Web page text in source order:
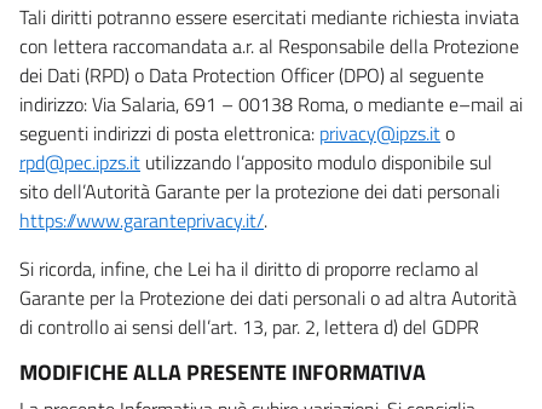
Tali diritti potranno essere esercitati mediante richiesta inviata
con lettera raccomandata a.r. al Responsabile della Protezione
dei Dati (RPD) o Data Protection Officer (DPO) al seguente
indirizzo: Via Salaria, 691 – 00138 Roma, o mediante e–mail ai
seguenti indirizzi di posta elettronica: privacy@ipzs.ito
rpd@pec.ipzs.it utilizzando l’apposito modulo disponibile sul
sito dell’Autorità Garante per la protezione dei dati personali
https://www.garanteprivacy.it/.
Si ricorda, infine, che Lei ha il diritto di proporre reclamo al
Garante per la Protezione dei dati personali o ad altra Autorità
di controllo ai sensi dell’art. 13, par. 2, lettera d) del GDPR
MODIFICHE ALLA PRESENTE INFORMATIVA